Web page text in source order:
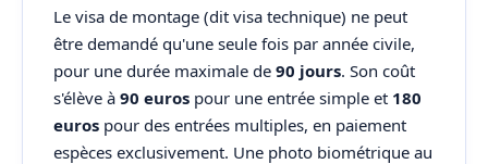
Le visa de montage (dit visa technique) ne peut
être demandé qu'une seule fois par année civile,
pour une durée maximale de 90 jours. Son coût
s'élève à 90 euros pour une entrée simple et 180
euros pour des entrées multiples, en paiement
espèces exclusivement. Une photo biométrique au